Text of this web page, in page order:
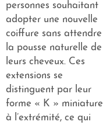
personnes souhaitant
adopter une nouvelle
coiffure sans attendre
la pousse naturelle de
leurs cheveux. Ces
extensions se
distinguent par leur
forme « K » miniature
à l’extrémité, ce qui